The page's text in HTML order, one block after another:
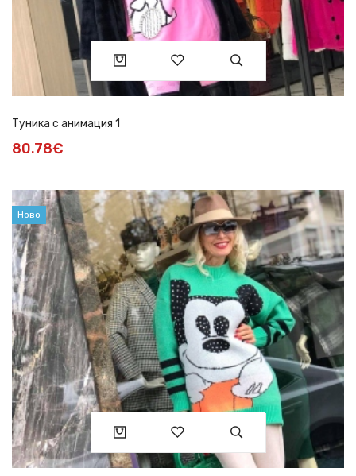
Туника с анимация 1
80.78€
Ново